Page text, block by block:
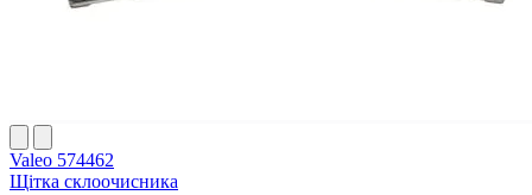
Valeo 574462
Щітка склоочисника